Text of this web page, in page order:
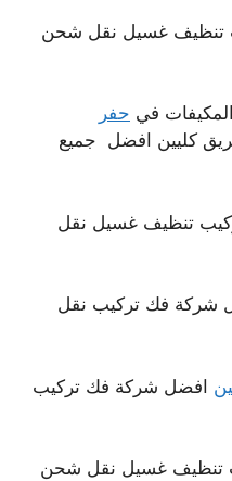
تنظيف غسيل نقل شحن
المكيفات في حفر
كليين افضل جميع
تنظيف غسيل نقل
شركة فك تركيب نقل
افضل شركة فك تركيب
تنظيف غسيل نقل شحن